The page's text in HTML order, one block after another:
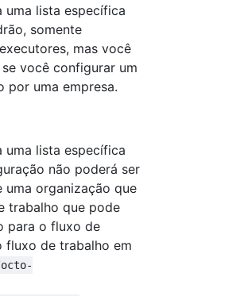
uma lista específica
somente
mas você
você configurar um
por uma empresa.
uma lista específica
não poderá ser
organização que
trabalho que pode
para o fluxo de
de trabalho em